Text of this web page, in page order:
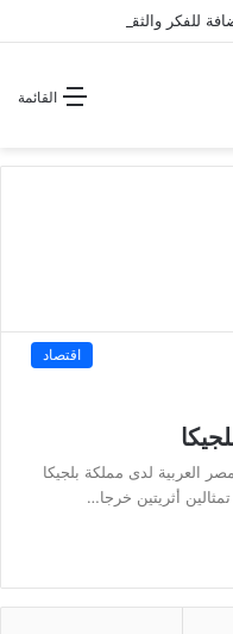
للفكر والثقافة والتاريخ !
القائمة
اقتصاد
العربية لدى مملكة بلجيكا
أثريتين خرجا…